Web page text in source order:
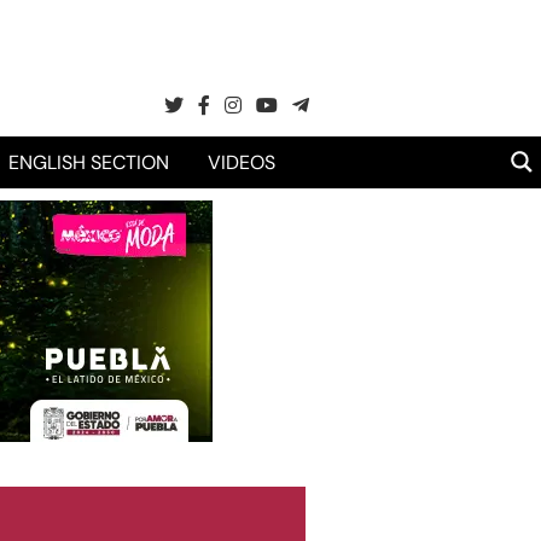
ENGLISH SECTION VIDEOS